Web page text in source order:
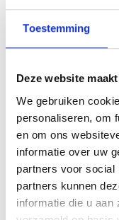
Toestemming
Deze website
We gebruiken
personaliseren, om
en om ons
informatie over uw
partners voor social
partners kunnen
informatie die u aan
maar dan wel
moesten ze
Monopoly
de
flexibel mee
hulpverlening
wat hij nodig
Juist die